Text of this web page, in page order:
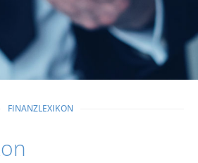
FINANZLEXIKON